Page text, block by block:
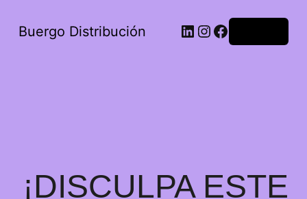
Buergo Distribución
¡DISCULPA ESTE